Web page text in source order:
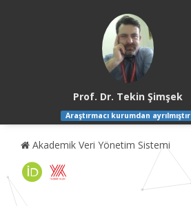
Prof. Dr. Tekin Şimşek
Araştırmacı kurumdan ayrılmıştır
Akademik Veri Yönetim Sistemi